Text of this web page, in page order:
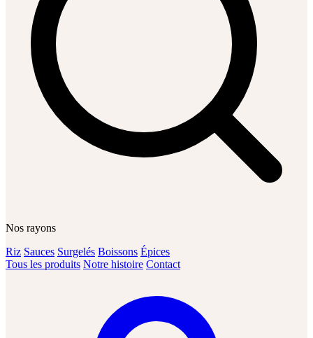
Nos rayons
Riz Sauces Surgelés Boissons Épices
Tous les produits Notre histoire Contact